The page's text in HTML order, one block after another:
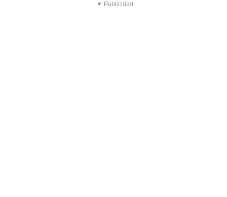
▼ Publicidad